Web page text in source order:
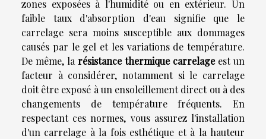
zones exposées à l'humidité ou en extérieur. Un
faible taux d'absorption d'eau signifie que le
carrelage sera moins susceptible aux dommages
causés par le gel et les variations de température.
De même, la résistance thermique carrelageest un
facteur à considérer, notamment si le carrelage
doit être exposé à un ensoleillement direct ou à des
changements de température fréquents. En
respectant ces normes, vous assurez l'installation
d'un carrelage à la fois esthétique et à la hauteur